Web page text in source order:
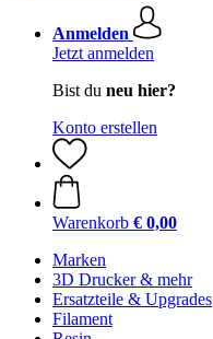
Anmelden
Jetzt anmelden
Bist du neu hier?
Konto erstellen
Warenkorb € 0,00
Marken
3D Drucker & mehr
Ersatzteile & Upgrades
Filament